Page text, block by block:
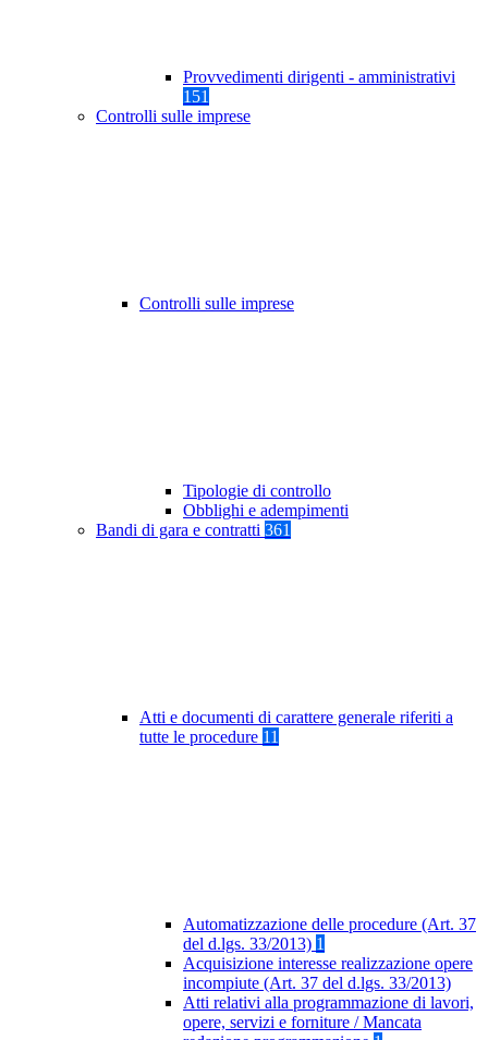
Provvedimenti dirigenti - amministrativi
151
Controlli sulle imprese
Controlli sulle imprese
Tipologie di controllo
Obblighi e adempimenti
Bandi di gara e contratti 361
Atti e documenti di carattere generale riferiti a
tutte le procedure 11
Automatizzazione delle procedure (Art. 37
del d.lgs. 33/2013) 1
Acquisizione interesse realizzazione opere
incompiute (Art. 37 del d.lgs. 33/2013)
Atti relativi alla programmazione di lavori,
opere, servizi e forniture / Mancata